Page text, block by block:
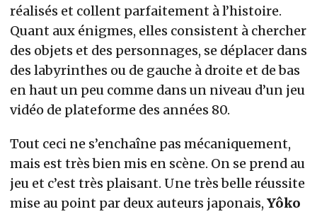
réalisés et collent parfaitement à l’histoire.
Quant aux énigmes, elles consistent à chercher
des objets et des personnages, se déplacer dans
des labyrinthes ou de gauche à droite et de bas
en haut un peu comme dans un niveau d’un jeu
vidéo de plateforme des années 80.
Tout ceci ne s’enchaîne pas mécaniquement,
mais est très bien mis en scène. On se prend au
jeu et c’est très plaisant. Une très belle réussite
mise au point par deux auteurs japonais,Yôko